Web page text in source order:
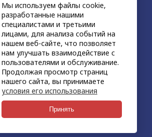
продвижение сайта
создан на платформеKORZILLA
Мы используем файлы cookie,
разработанные нашими
специалистами и третьими
лицами, для анализа событий на
нашем веб-сайте, что позволяет
нам улучшать взаимодействие с
пользователями и обслуживание.
Продолжая просмотр страниц
нашего сайта, вы принимаете
условия его использования
Принять